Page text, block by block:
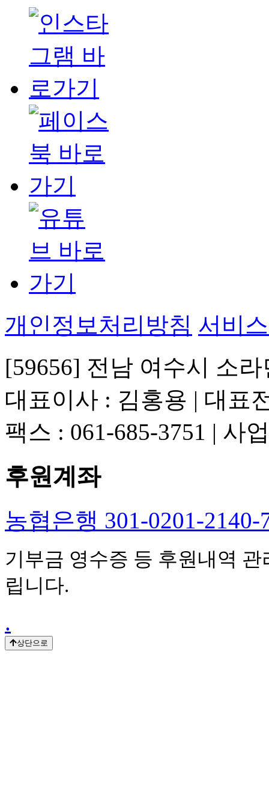
개인정보처리방침 서비
[59656] 전남 여수시 소
대표이사 : 김홍용 | 대표
팩스 : 061-685-3751 | 사
후원계좌
농협은행 301-0201-
기부금 영수증 등 후원내역
립니다.
.
상단으로